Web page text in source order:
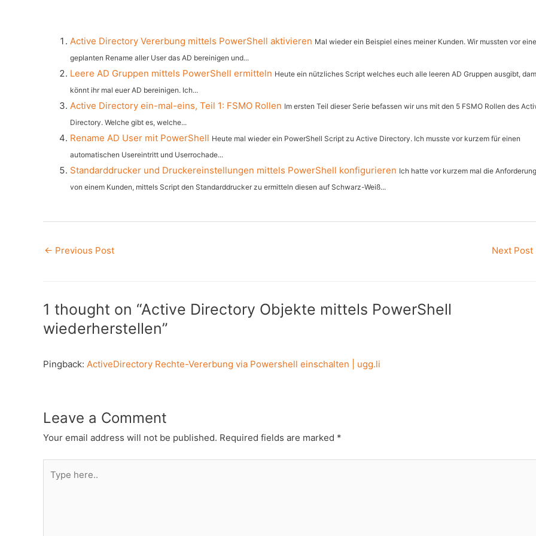
Active Directory Vererbung mittels PowerShell aktivieren Mal wieder ein Beispiel eines meiner Kunden. Wir mussten vor
geplanten Rename aller User das AD bereinigen und...
Leere AD Gruppen mittels PowerShell ermitteln Heute ein nützliches Script welches euch alle leeren AD Gruppen ausgibt,
könnt ihr mal euer AD bereinigen. Ich...
Active Directory ein-mal-eins, Teil 1: FSMO Rollen Im ersten Teil dieser Serie befassen wir uns mit den 5 FSMO Rollen des
Directory. Welche gibt es, welche...
Rename AD User mit PowerShell Heute mal wieder ein PowerShell Script zu Active Directory. Ich musste vor kurzem für einen
automatischen Usereintritt und Userrochade...
Standarddrucker und Druckereinstellungen mittels PowerShell konfigurieren Ich hatte vor kurzem mal die Anforderung
von einem Kunden, mittels Script den Standarddrucker zu ermitteln diesen auf Schwarz-Weiß...
Post
← Previous Post Next Post
1 thought on “Active Directory Objekte mittels PowerShell
wiederherstellen”
Pingback: ActiveDirectory Rechte-Vererbung via Powershell einschalten | ugg.li
Leave a Comment
Your email address will not be published. Required fields are marked *
here..